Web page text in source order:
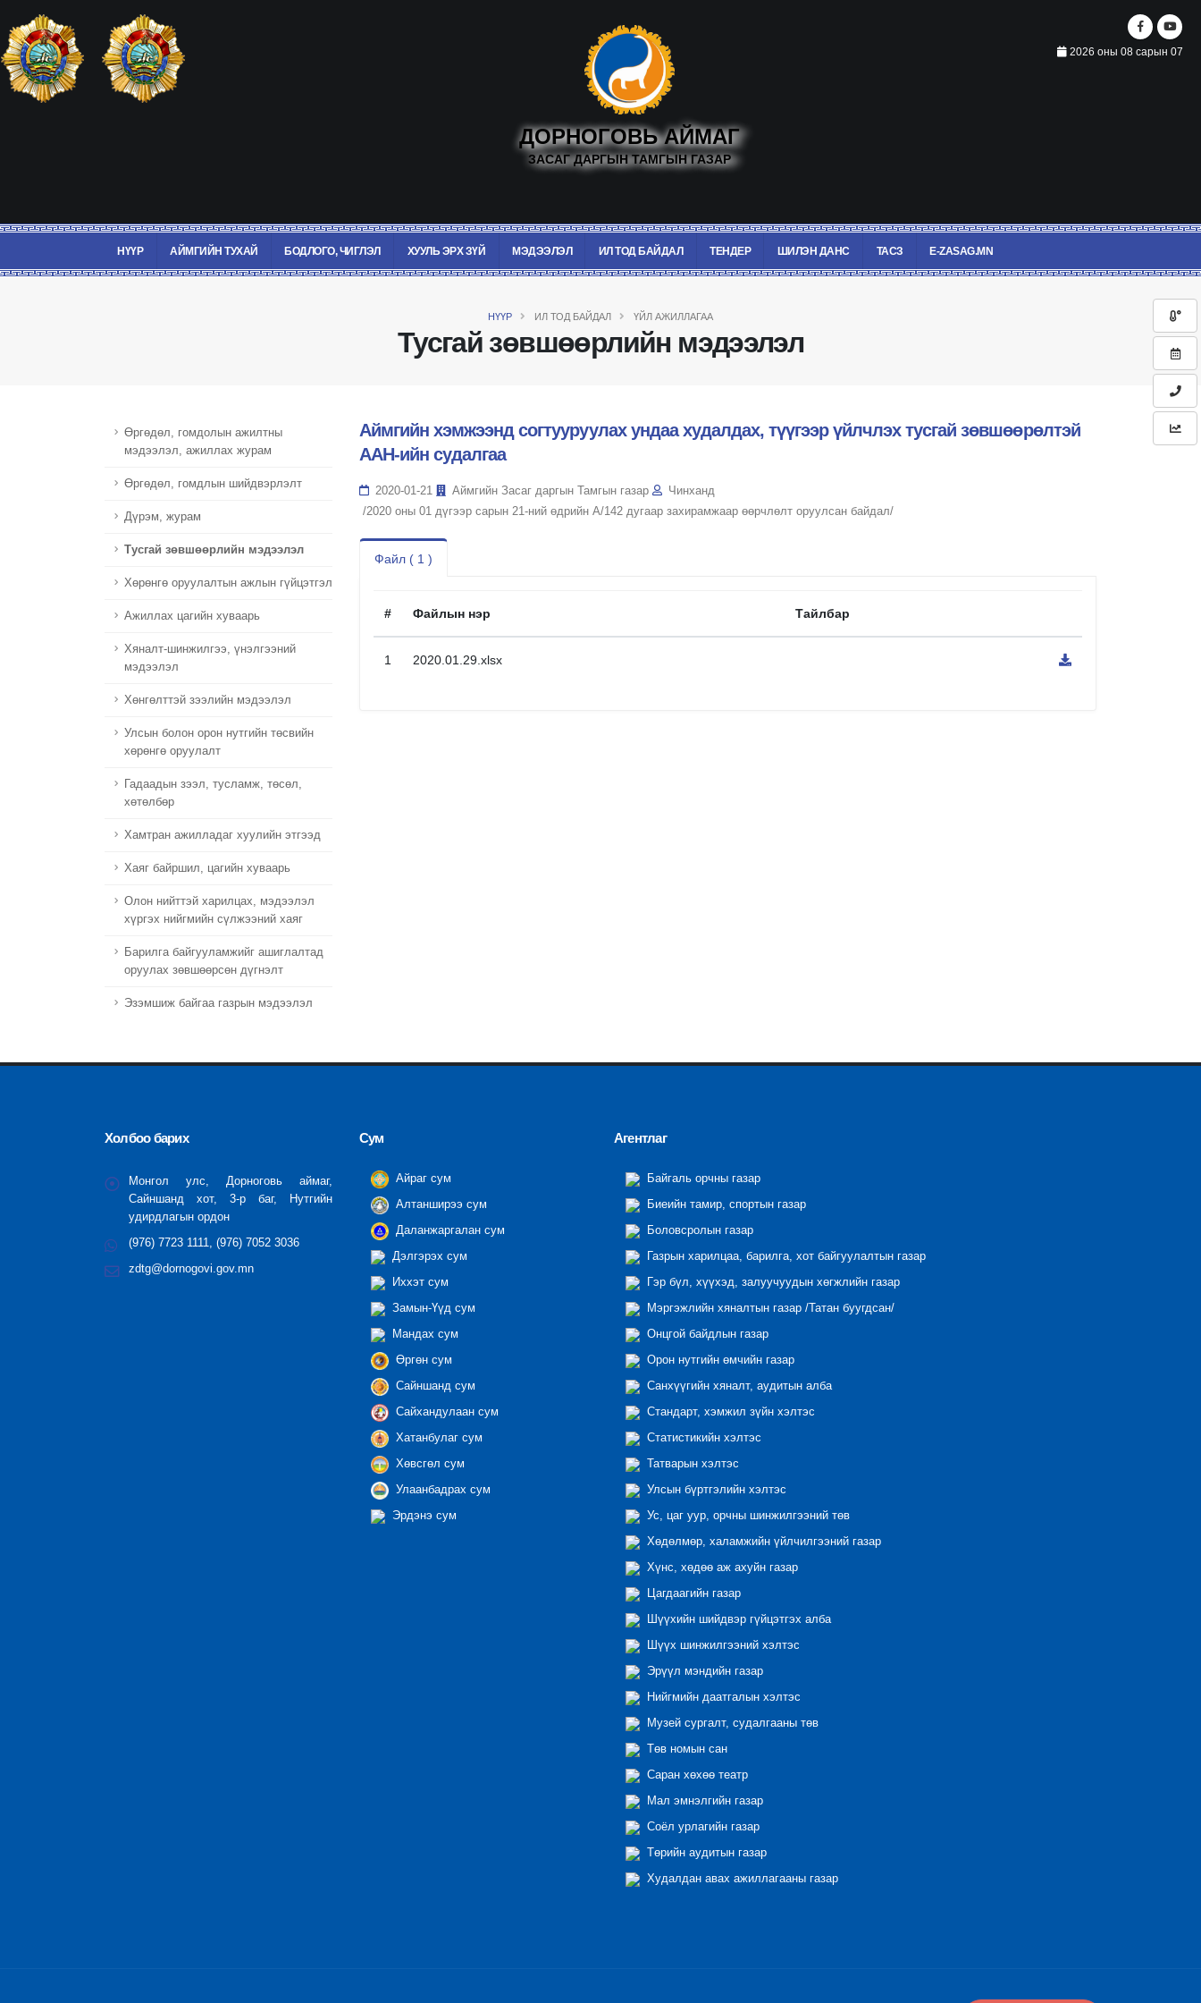
2026 оны 08 сарын 07
ДОРНОГОВЬ АЙМАГ
ЗАСАГ ДАРГЫН ТАМГЫН ГАЗАР
НҮҮР АЙМГИЙН ТУХАЙ БОДЛОГО, ЧИГЛЭЛ ХУУЛЬ ЭРХ ЗҮЙ МЭДЭЭЛЭЛ ИЛ ТОД БАЙДАЛ ТЕНДЕР ШИЛЭН ДАНС ТАСЗ E-ZASAG.MN
НҮҮР ИЛ ТОД БАЙДАЛ ҮЙЛ АЖИЛЛАГАА
Тусгай зөвшөөрлийн мэдээлэл
Өргөдөл, гомдолын ажилтны
мэдээлэл, ажиллах журам
Өргөдөл, гомдлын шийдвэрлэлт
Дүрэм, журам
Тусгай зөвшөөрлийн мэдээлэл
Хөрөнгө оруулалтын ажлын гүйцэтгэл
Ажиллах цагийн хуваарь
Хяналт-шинжилгээ, үнэлгээний
мэдээлэл
Хөнгөлттэй зээлийн мэдээлэл
Улсын болон орон нутгийн төсвийн
хөрөнгө оруулалт
Гадаадын зээл, тусламж, төсөл,
хөтөлбөр
Хамтран ажилладаг хуулийн этгээд
Хаяг байршил, цагийн хуваарь
Олон нийттэй харилцах, мэдээлэл
хүргэх нийгмийн сүлжээний хаяг
Барилга байгууламжийг ашиглалтад
оруулах зөвшөөрсөн дүгнэлт
Эзэмшиж байгаа газрын мэдээлэл
Аймгийн хэмжээнд согтууруулах ундаа худалдах, түүгээр үйлчлэх тусгай зөвшөөрөлтэй
ААН-ийн судалгаа
2020-01-21 Аймгийн Засаг даргын Тамгын газар Чинханд
/2020 оны 01 дүгээр сарын 21-ний өдрийн А/142 дугаар захирамжаар өөрчлөлт оруулсан байдал/
Файл ( 1 )
# Файлын нэр Тайлбар
1 2020.01.29.xlsx
Холбоо барих
Монгол улс, Дорноговь аймаг,
Сайншанд хот, 3-р баг, Нутгийн
удирдлагын ордон
(976) 7723 1111, (976) 7052 3036
zdtg@dornogovi.gov.mn
Сум
Айраг сум
Алтанширээ сум
Даланжаргалан сум
Дэлгэрэх сум
Иххэт сум
Замын-Үүд сум
Мандах сум
Өргөн сум
Сайншанд сум
Сайхандулаан сум
Хатанбулаг сум
Хөвсгөл сум
Улаанбадрах сум
Эрдэнэ сум
Агентлаг
Байгаль орчны газар
Биеийн тамир, спортын газар
Боловсролын газар
Газрын харилцаа, барилга, хот байгуулалтын газар
Гэр бүл, хүүхэд, залуучуудын хөгжлийн газар
Мэргэжлийн хяналтын газар /Татан буугдсан/
Онцгой байдлын газар
Орон нутгийн өмчийн газар
Санхүүгийн хяналт, аудитын алба
Стандарт, хэмжил зүйн хэлтэс
Статистикийн хэлтэс
Татварын хэлтэс
Улсын бүртгэлийн хэлтэс
Ус, цаг уур, орчны шинжилгээний төв
Хөдөлмөр, халамжийн үйлчилгээний газар
Хүнс, хөдөө аж ахуйн газар
Цагдаагийн газар
Шүүхийн шийдвэр гүйцэтгэх алба
Шүүх шинжилгээний хэлтэс
Эрүүл мэндийн газар
Нийгмийн даатгалын хэлтэс
Музей сургалт, судалгааны төв
Төв номын сан
Саран хөхөө театр
Мал эмнэлгийн газар
Соёл урлагийн газар
Төрийн аудитын газар
Худалдан авах ажиллагааны газар